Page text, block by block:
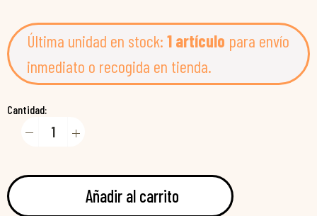
Última unidad en stock: 1 artículo para envío
inmediato o recogida en tienda.
Cantidad:
Añadir al carrito